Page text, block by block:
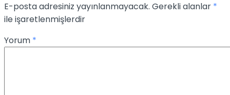
E-posta adresiniz yayınlanmayacak. Gerekli alanlar *
ile işaretlenmişlerdir
Yorum *